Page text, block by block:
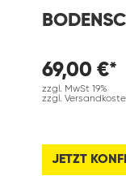
69,00 €*
zzgl. MwSt 19%
zzgl.
JETZT